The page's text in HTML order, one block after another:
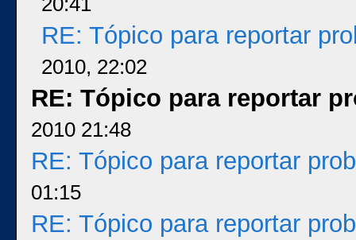
RE: Tópico para reportar
2010, 22:02
RE: Tópico para reportar
2010 21:48
RE: Tópico para reportar
01:15
RE: Tópico para reportar